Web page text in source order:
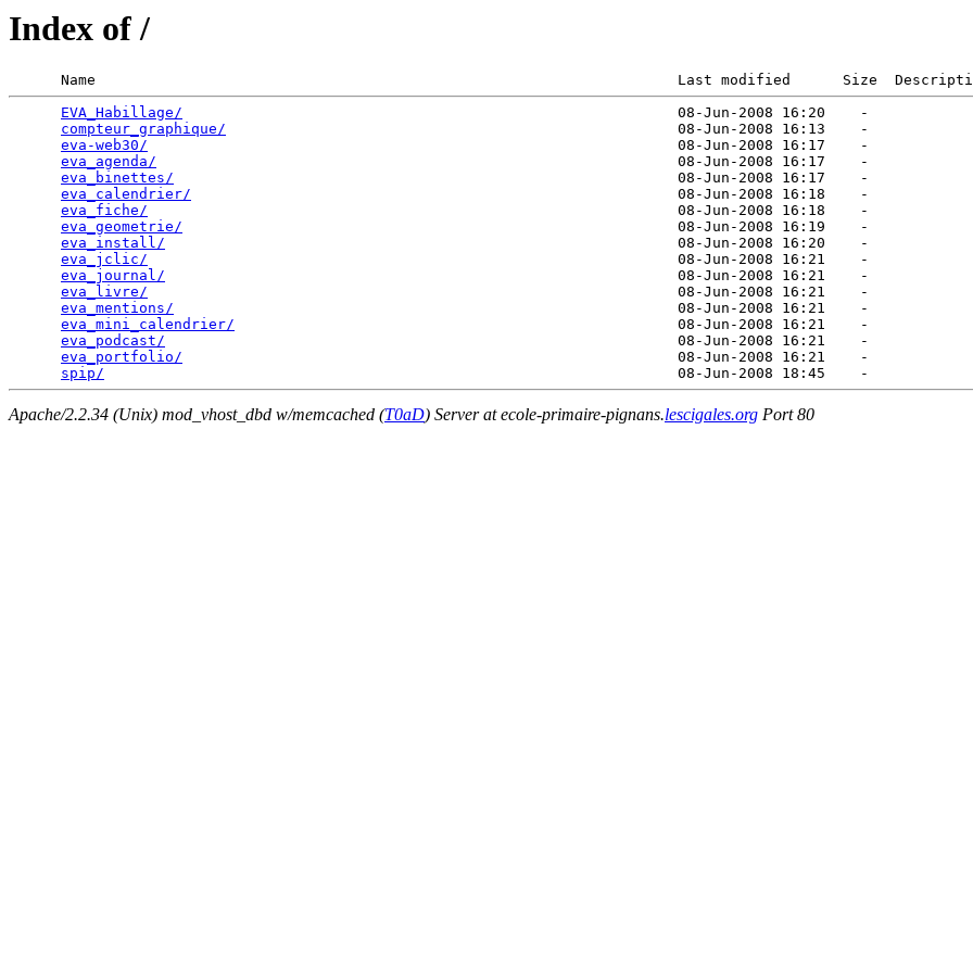
Index of /
Name                                                                   Last modified      Size
EVA_Habillage/
                                                         08-Jun-2008 16:20    -
compteur_graphique/
                                                    08-Jun-2008 16:13    -
eva-web30/
                                                             08-Jun-2008 16:17    -
eva_agenda/
                                                            08-Jun-2008 16:17    -
eva_binettes/
                                                          08-Jun-2008 16:17    -
eva_calendrier/
                                                        08-Jun-2008 16:18    -
eva_fiche/
                                                             08-Jun-2008 16:18    -
eva_geometrie/
                                                         08-Jun-2008 16:19    -
eva_install/
                                                           08-Jun-2008 16:20    -
eva_jclic/
                                                             08-Jun-2008 16:21    -
eva_journal/
                                                           08-Jun-2008 16:21    -
eva_livre/
                                                             08-Jun-2008 16:21    -
eva_mentions/
                                                          08-Jun-2008 16:21    -
eva_mini_calendrier/
                                                   08-Jun-2008 16:21    -
eva_podcast/
                                                           08-Jun-2008 16:21    -
eva_portfolio/
                                                         08-Jun-2008 16:21    -
spip/
Apache/2.2.34 (Unix) mod_vhost_dbd w/memcached (T0aD) Server at ecole-primaire-pignans.lescigales.org Port 80